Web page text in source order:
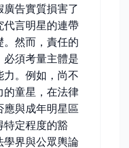
告實質損害了
言明星的連帶
然而，責任的
必須考量主體是
。例如，尚不
的童星，在法律
與成年明星區
特定程度的豁
學界與公眾輿論